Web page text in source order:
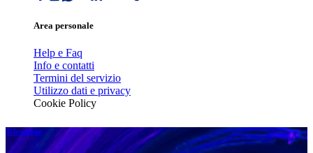
Area personale
Help e Faq
Info e contatti
Termini del servizio
Utilizzo dati e privacy
Cookie Policy
Televisione